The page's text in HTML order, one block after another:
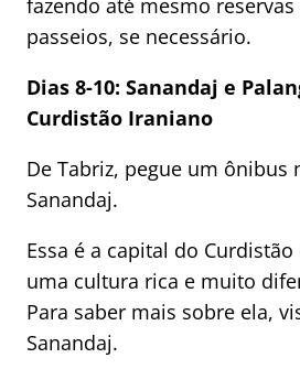
fazendo até mesmo
passeios, se necessário.
Dias 8-10: Sanandaj e
Curdistão Iraniano
De Tabriz, pegue um ônibus
Sanandaj.
Essa é a capital do
uma cultura rica e muito
Para saber mais sobre ela,
Sanandaj.